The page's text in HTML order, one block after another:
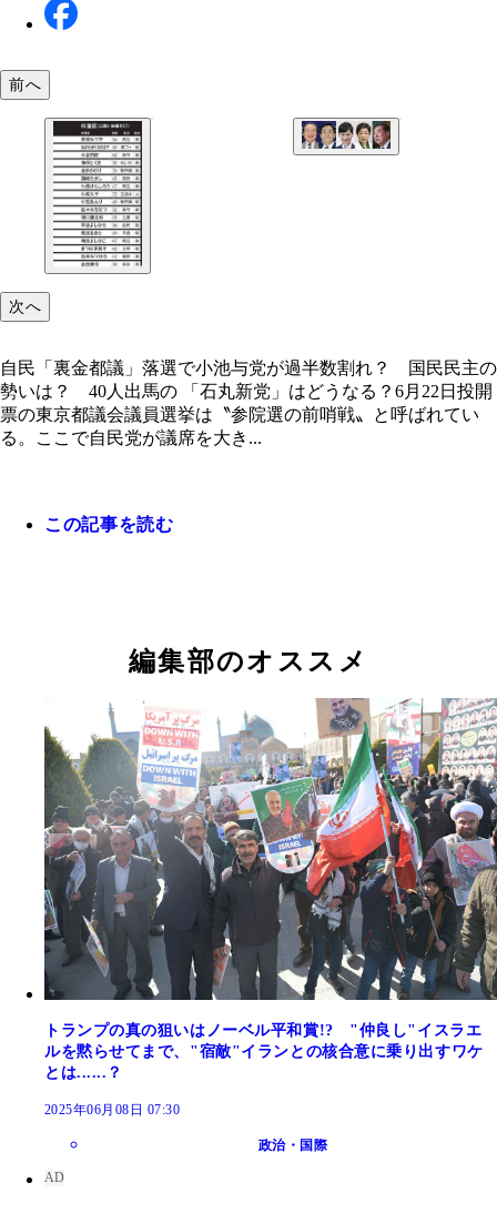
保守＝日本保守党 自治＝自治労と自治労連から
守る党（五十音順）
前へ
次へ
自民「裏金都議」落選で小池与党が過半数割れ？ 国民民主の
勢いは？ 40人出馬の 「石丸新党」はどうなる？6月22日投開
票の東京都議会議員選挙は〝参院選の前哨戦〟と呼ばれてい
る。ここで自民党が議席を大き...
この記事を読む
編集部のオススメ
トランプの真の狙いはノーベル平和賞!? "仲良し"イスラエ
ルを黙らせてまで、"宿敵"イランとの核合意に乗り出すワケ
とは......？
2025年06月08日 07:30
政治・国際